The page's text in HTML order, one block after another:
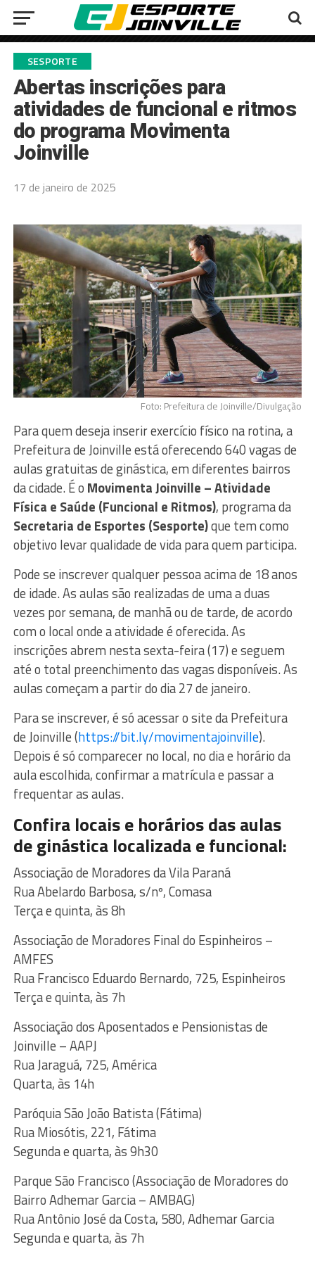
SESPORTE
Abertas inscrições para
atividades de funcional e ritmos
do programa Movimenta
Joinville
17 de janeiro de 2025
Foto: Prefeitura de Joinville/Divulgação
Para quem deseja inserir exercício físico na rotina, a
Prefeitura de Joinville está oferecendo 640 vagas de
aulas gratuitas de ginástica, em diferentes bairros
da cidade. É o Movimenta Joinville – Atividade
Física e Saúde (Funcional e Ritmos), programa da
Secretaria de Esportes (Sesporte)que tem como
objetivo levar qualidade de vida para quem participa.
Pode se inscrever qualquer pessoa acima de 18 anos
de idade. As aulas são realizadas de uma a duas
vezes por semana, de manhã ou de tarde, de acordo
com o local onde a atividade é oferecida. As
inscrições abrem nesta sexta-feira (17) e seguem
até o total preenchimento das vagas disponíveis. As
aulas começam a partir do dia 27 de janeiro.
Para se inscrever, é só acessar o site da Prefeitura
de Joinville (https://bit.ly/movimentajoinville).
Depois é só comparecer no local, no dia e horário da
aula escolhida, confirmar a matrícula e passar a
frequentar as aulas.
Confira locais e horários das aulas
de ginástica localizada e funcional:
Associação de Moradores da Vila Paraná
Rua Abelardo Barbosa, s/nº, Comasa
Terça e quinta, às 8h
Associação de Moradores Final do Espinheiros –
AMFES
Rua Francisco Eduardo Bernardo, 725, Espinheiros
Terça e quinta, às 7h
Associação dos Aposentados e Pensionistas de
Joinville – AAPJ
Rua Jaraguá, 725, América
Quarta, às 14h
Paróquia São João Batista (Fátima)
Rua Miosótis, 221, Fátima
Segunda e quarta, às 9h30
Parque São Francisco (Associação de Moradores do
Bairro Adhemar Garcia – AMBAG)
Rua Antônio José da Costa, 580, Adhemar Garcia
Segunda e quarta, às 7h